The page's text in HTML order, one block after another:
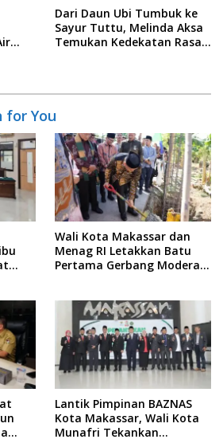
Dari Daun Ubi Tumbuk ke
Sayur Tuttu, Melinda Aksa
Temukan Kedekatan Rasa
for You
Wali Kota Makassar dan
Menag RI Letakkan Batu
Pertama Gerbang Moderasi
Lantik Pimpinan BAZNAS
Kota Makassar, Wali Kota
Munafri Tekankan